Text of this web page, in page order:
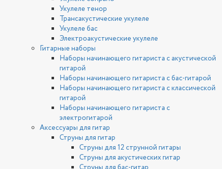
Укулеле тенор
Трансакустические укулеле
Укулеле бас
Электроакустические укулеле
Гитарные наборы
Наборы начинающего гитариста с акустической
гитарой
Наборы начинающего гитариста с бас-гитарой
Наборы начинающего гитариста с классической
гитарой
Наборы начинающего гитариста с
электрогитарой
Аксессуары для гитар
Струны для гитар
Струны для 12 струнной гитары
Струны для акустических гитар